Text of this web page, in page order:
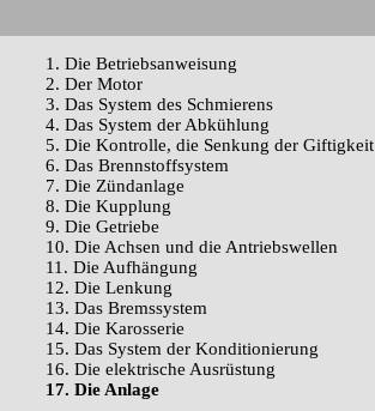
1. Die Betriebsanweisung
2. Der Motor
3. Das System des Schmierens
4. Das System der Abkühlung
5. Die Kontrolle, die Senkung der Giftigkeit
6. Das Brennstoffsystem
7. Die Zündanlage
8. Die Kupplung
9. Die Getriebe
10. Die Achsen und die Antriebswellen
11. Die Aufhängung
12. Die Lenkung
13. Das Bremssystem
14. Die Karosserie
15. Das System der Konditionierung
16. Die elektrische Ausrüstung
17. Die Anlage